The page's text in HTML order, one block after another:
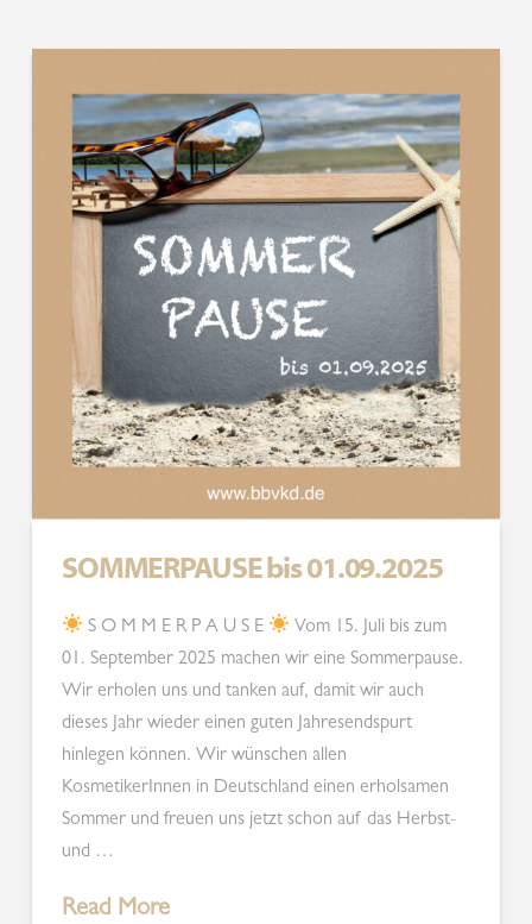
SOMMERPAUSE bis 01.09.2025
S O M M E R P A U S E
Vom 15. Juli bis zum
01. September 2025 machen wir eine Sommerpause.
Wir erholen uns und tanken auf, damit wir auch
dieses Jahr wieder einen guten Jahresendspurt
hinlegen können. Wir wünschen allen
KosmetikerInnen in Deutschland einen erholsamen
Sommer und freuen uns jetzt schon auf das Herbst-
und …
Read More